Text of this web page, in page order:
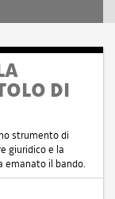
DI
strumento di
giuridico e la
emanato il bando.